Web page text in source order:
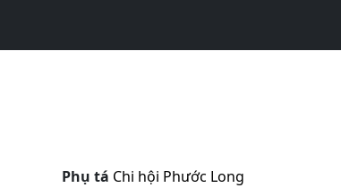
Phụ tá Chi hội Phước Long